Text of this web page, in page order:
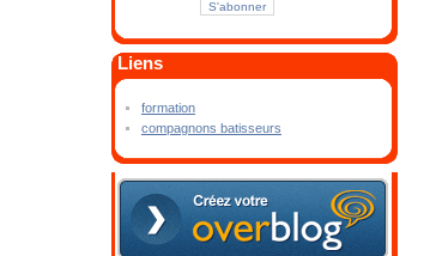
Liens
formation
compagnons batisseurs